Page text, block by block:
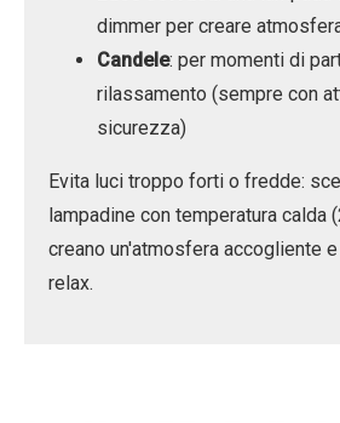
dimmer per creare
Candele: per momenti di
rilassamento (sempre con
sicurezza)
Evita luci troppo forti o fredde:
lampadine con temperatura calda
creano un'atmosfera accogliente
relax.